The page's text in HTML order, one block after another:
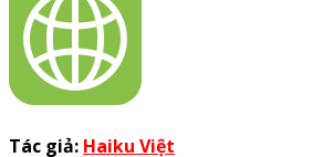
Tác giả: Haiku Việt